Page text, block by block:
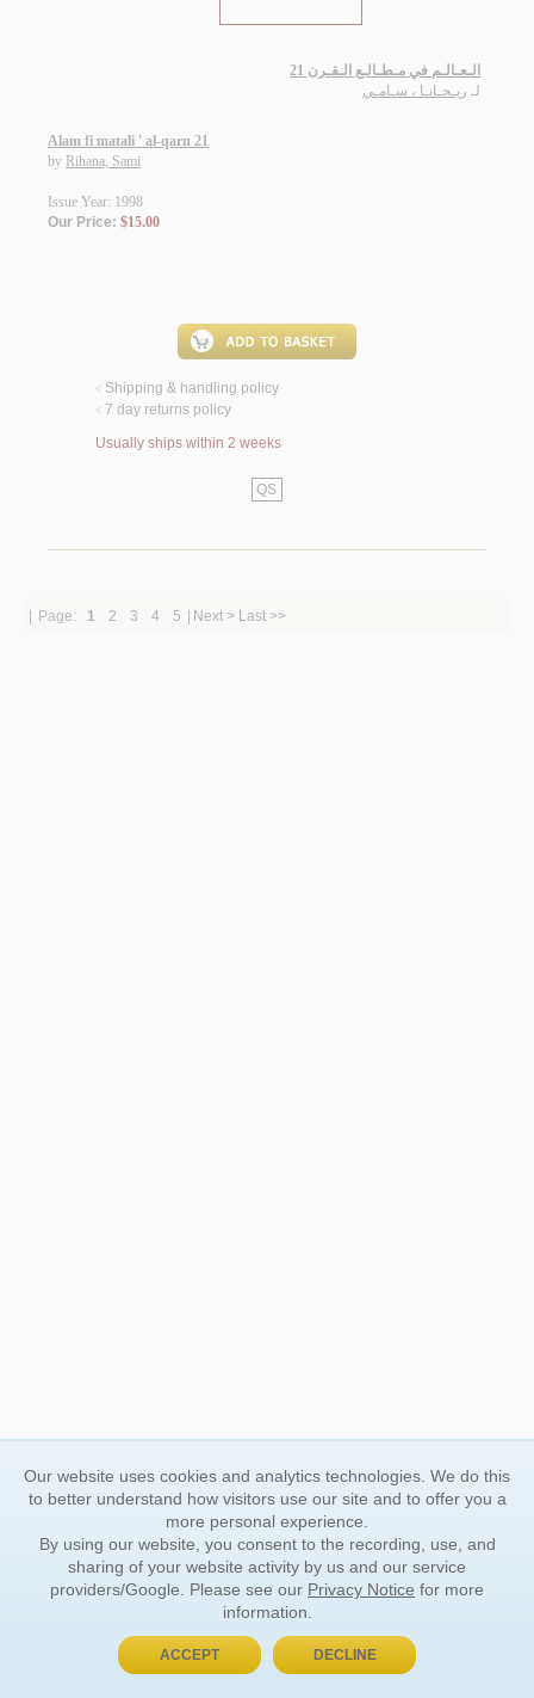
الـعـالـم في مـطـالـع الـقـرن 21
لـ ريـحـانـا ، سـامـي
Alam fi matali ' al-qarn 21
by Rihana, Sami
Issue Year: 1998
Our Price: $15.00
< Shipping & handling policy
< 7 day returns policy
Usually ships within 2 weeks
QS
Page: 1 2 3 4 5 Next > Last >>
Our website uses cookies and analytics technologies. We do this
to better understand how visitors use our site and to offer you a
more personal experience.
By using our website, you consent to the recording, use, and
sharing of your website activity by us and our service
providers/Google. Please see our Privacy Notice for more
information.
ACCEPT DECLINE